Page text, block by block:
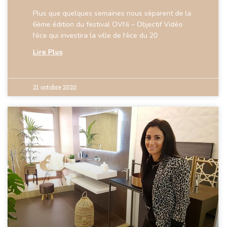
Plus que quelques semaines nous séparent de la
6ème édition du festival OVNi – Objectif Vidéo
Nice qui investira la ville de Nice du 20
Lire Plus
21 octobre 2020